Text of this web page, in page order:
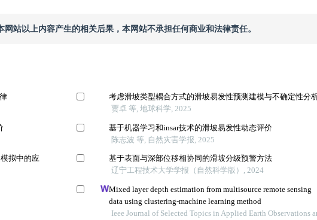
站以上内容产生的相关后果，本网站不承担任何商业和法律责任。